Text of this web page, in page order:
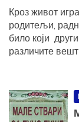
Кроз живот
родитељи,
било који
различите